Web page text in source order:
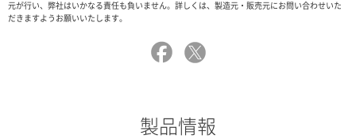
元が行い、弊社はいかなる責任も負いません。詳しくは、製造元・販売元にお問い合わせいた
だきますようお願いいたします。
製品情報